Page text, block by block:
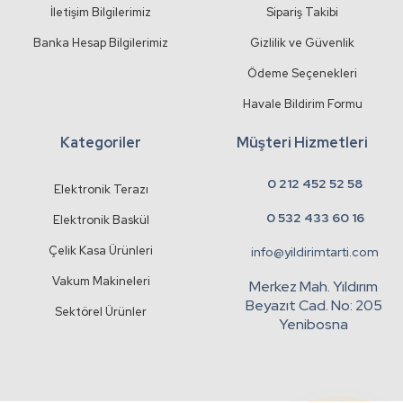
İletişim Bilgilerimiz
Banka Hesap Bilgilerimiz
Sipariş Takibi
Gizlilik ve Güvenlik
Ödeme Seçenekleri
Havale Bildirim Formu
Kategoriler
Elektronik Terazı
Elektronik Baskül
Çelik Kasa Ürünleri
Vakum Makineleri
Sektörel Ürünler
Müşteri Hizmetleri
0 212 452 52 58
0 532 433 60 16
info@yildirimtarti.com
Merkez Mah. Yıldırım
Beyazıt Cad. No: 205
Yenibosna